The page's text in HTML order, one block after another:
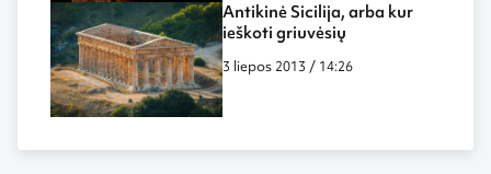
Antikinė Sicilija, arba kur
ieškoti griuvėsių
3 liepos 2013 / 14:26